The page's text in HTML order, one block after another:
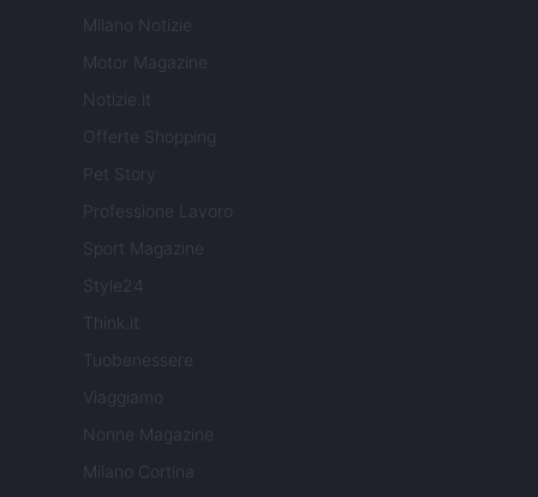
Milano Notizie
Motor Magazine
Notizie.it
Offerte Shopping
Pet Story
Professione Lavoro
Sport Magazine
Style24
Think.it
Tuobenessere
Viaggiamo
Nonne Magazine
Milano Cortina